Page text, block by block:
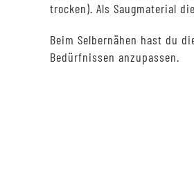
trocken). Als Saugmaterial
Beim Selbernähen hast du
Bedürfnissen anzupassen.